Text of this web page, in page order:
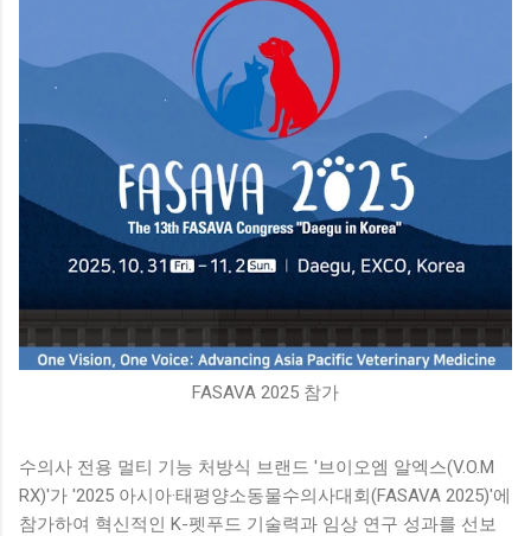
FASAVA 2025 참가
수의사 전용 멀티 기능 처방식 브랜드 '브이오엠 알엑스(V.O.M
RX)'가 '2025 아시아·태평양소동물수의사대회(FASAVA 2025)'에
참가하여 혁신적인 K-펫푸드 기술력과 임상 연구 성과를 선보